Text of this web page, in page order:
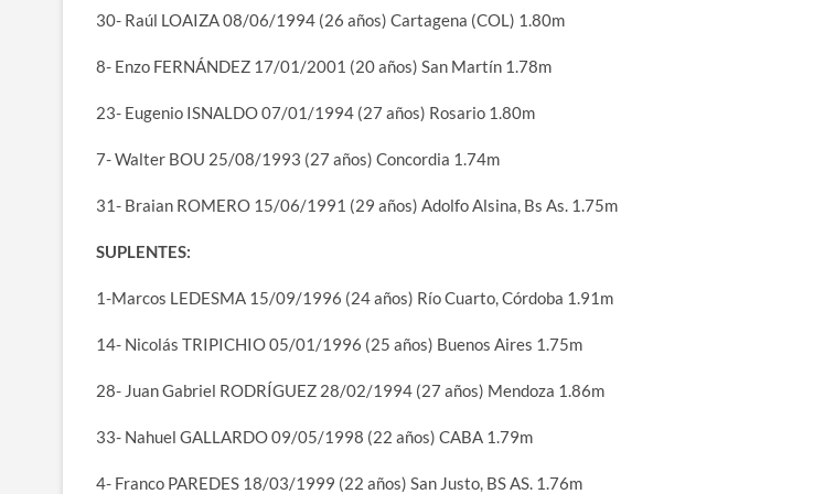
30- Raúl LOAIZA 08/06/1994 (26 años) Cartagena (COL) 1.80m
8- Enzo FERNÁNDEZ 17/01/2001 (20 años) San Martín 1.78m
23- Eugenio ISNALDO 07/01/1994 (27 años) Rosario 1.80m
7- Walter BOU 25/08/1993 (27 años) Concordia 1.74m
31- Braian ROMERO 15/06/1991 (29 años) Adolfo Alsina, Bs As. 1.75m
SUPLENTES:
1-Marcos LEDESMA 15/09/1996 (24 años) Río Cuarto, Córdoba 1.91m
14- Nicolás TRIPICHIO 05/01/1996 (25 años) Buenos Aires 1.75m
28- Juan Gabriel RODRÍGUEZ 28/02/1994 (27 años) Mendoza 1.86m
33- Nahuel GALLARDO 09/05/1998 (22 años) CABA 1.79m
4- Franco PAREDES 18/03/1999 (22 años) San Justo, BS AS. 1.76m